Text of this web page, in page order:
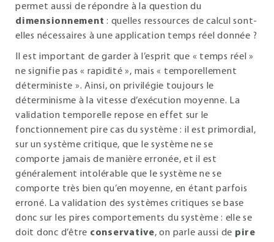
permet aussi de répondre à la question du
dimensionnement : quelles ressources de calcul sont-
elles nécessaires à une application temps réel donnée ?
Il est important de garder à l’esprit que « temps réel »
ne signifie pas « rapidité », mais « temporellement
déterministe ». Ainsi, on privilégie toujours le
déterminisme à la vitesse d’exécution moyenne. La
validation temporelle repose en effet sur le
fonctionnement pire cas du système : il est primordial,
sur un système critique, que le système ne se
comporte jamais de manière erronée, et il est
généralement intolérable que le système ne se
comporte très bien qu’en moyenne, en étant parfois
erroné. La validation des systèmes critiques se base
donc sur les pires comportements du système : elle se
doit donc d’être conservative, on parle aussi de pire